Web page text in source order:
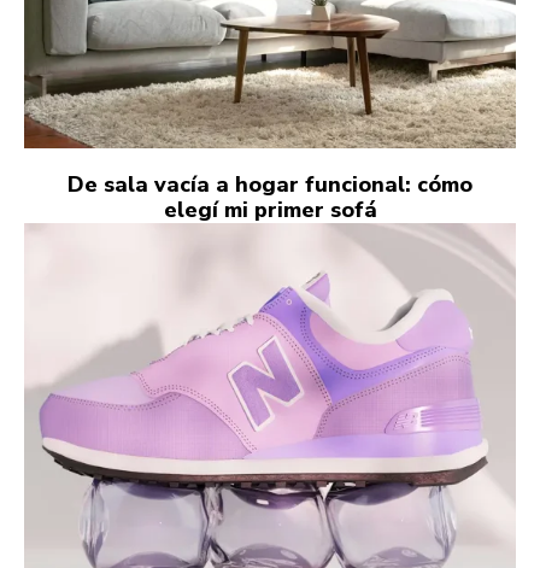
De sala vacía a hogar funcional: cómo
elegí mi primer sofá